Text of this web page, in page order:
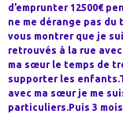
d’emprunter 12500€
ne me dérange pas
vous montrer que je
retrouvés à la rue
ma sœur le temps de
supporter les
avec ma sœur je me
particuliers.Puis 3